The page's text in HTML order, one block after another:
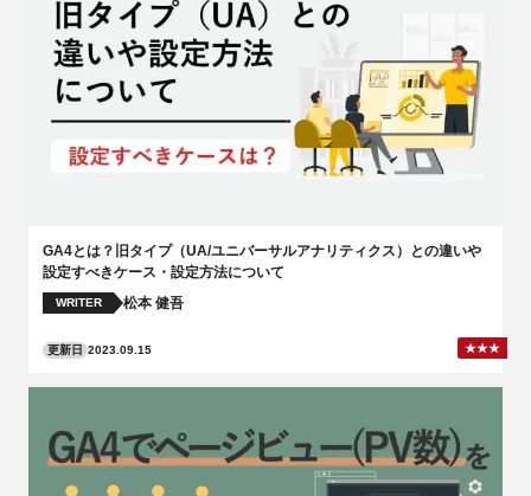
GA4とは？旧タイプ（UA/ユニバーサルアナリティクス）との違いや
設定すべきケース・設定方法について
WRITER 松本 健吾
更新日 2023.09.15